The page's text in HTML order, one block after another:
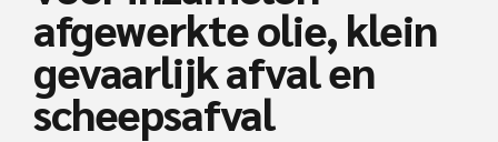
afgewerkte olie, klein
gevaarlijk afval en
scheepsafval